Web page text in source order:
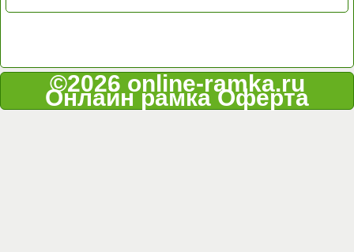
©2026 online-ramka.ru
Онлайн рамкаОферта